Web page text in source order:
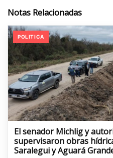
Notas Relacionadas
POLITICA
El senador Michlig y
supervisaron obras
Saralegui y Aguará